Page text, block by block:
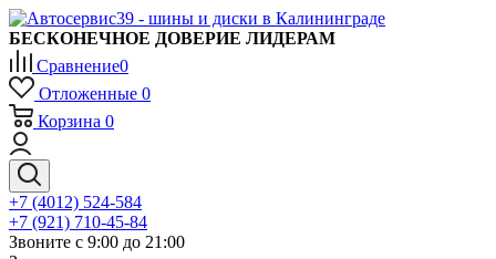
БЕСКОНЕЧНОЕ ДОВЕРИЕ ЛИДЕРАМ
Сравнение0
Отложенные 0
Корзина 0
+7 (4012) 524-584
+7 (921) 710-45-84
Звоните с 9:00 до 21:00